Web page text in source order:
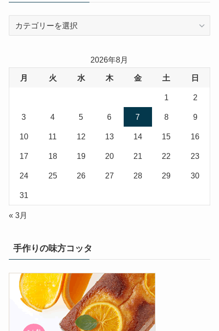
ー
2026年8月
月 火 水 木 金 土 日
1 2
3 4 5 6 7 8 9
10 11 12 13 14 15 16
17 18 19 20 21 22 23
24 25 26 27 28 29 30
31
« 3月
手作りの味方コッタ